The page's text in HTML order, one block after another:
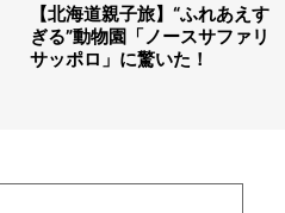
【北海道親子旅】“ふれあえす
ぎる”動物園「ノースサファリ
サッポロ」に驚いた！